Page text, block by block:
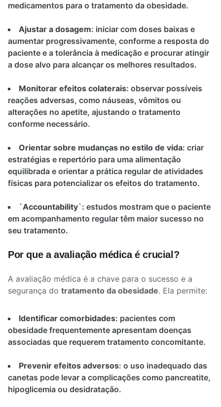
medicamentos para o tratamento da obesidade.
Ajustar a dosagem: iniciar com doses baixas e
aumentar progressivamente, conforme a resposta do
paciente e a tolerância à medicação e procurar atingir
a dose alvo para alcançar os melhores resultados.
Monitorar efeitos colaterais: observar possíveis
reações adversas, como náuseas, vômitos ou
alterações no apetite, ajustando o tratamento
conforme necessário.
Orientar sobre mudanças no estilo de vida: criar
estratégias e repertório para uma alimentação
equilibrada e orientar a prática regular de atividades
físicas para potencializar os efeitos do tratamento.
`Accountability`: estudos mostram que o paciente
em acompanhamento regular têm maior sucesso no
seu tratamento.
Por que a avaliação médica é crucial?
A avaliação médica é a chave para o sucesso e a
segurança do tratamento da obesidade. Ela permite:
Identificar comorbidades: pacientes com
obesidade frequentemente apresentam doenças
associadas que requerem tratamento concomitante.
Prevenir efeitos adversos: o uso inadequado das
canetas pode levar a complicações como pancreatite,
hipoglicemia ou desidratação.